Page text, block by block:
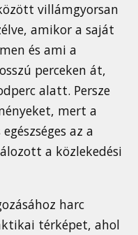
villámgyorsan
amikor a saját
és ami a
perceken át,
alatt. Persze
mert a
az a
a közlekedési
harc
térképet, ahol